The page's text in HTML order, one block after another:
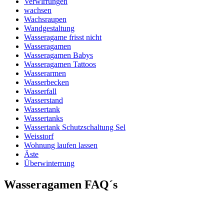
wachsen
Wachsraupen
Wandgestaltung
Wasseragame frisst nicht
Wasseragamen
Wasseragamen Babys
Wasseragamen Tattoos
Wasserarmen
Wasserbecken
Wasserfall
Wasserstand
Wassertank
Wassertanks
Wassertank Schutzschaltung Sel
Weisstorf
Wohnung laufen lassen
Äste
Überwinterrung
Wasseragamen FAQ´s